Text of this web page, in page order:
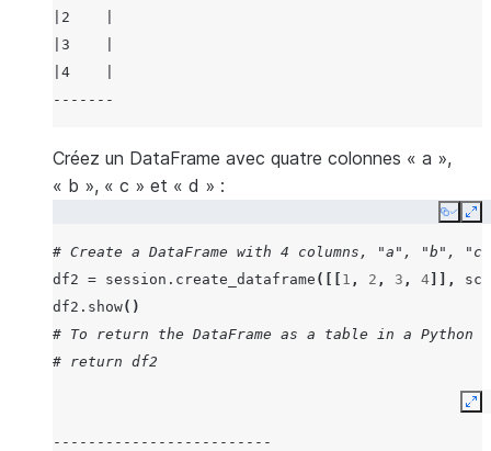
|2    |
|3    |
|4    |
-------
Créez un DataFrame avec quatre colonnes « a »,
« b », « c » et « d » :
Copy
# Create a DataFrame with 4 columns, "a", "b",
df2 = session . create_dataframe ([[ 1 , 2 , 3 , 4 ]],
df2 . show()
# To return the DataFrame as a table in a Python
# return df2
-------------------------